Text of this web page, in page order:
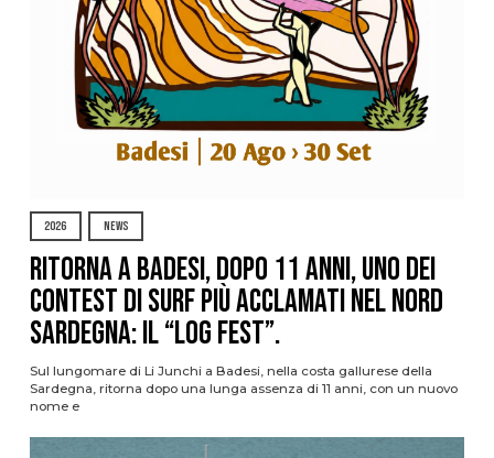
2026 NEWS
Ritorna a Badesi, dopo 11 anni, uno dei
contest di surf più acclamati nel nord
Sardegna: il “Log Fest”.
Sul lungomare di Li Junchi a Badesi, nella costa gallurese della
Sardegna, ritorna dopo una lunga assenza di 11 anni, con un nuovo
nome e